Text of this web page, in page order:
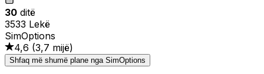
30 ditë
3533 Lekë
SimOptions
4,6 (3,7 mijë)
Shfaq më shumë plane nga SimOptions